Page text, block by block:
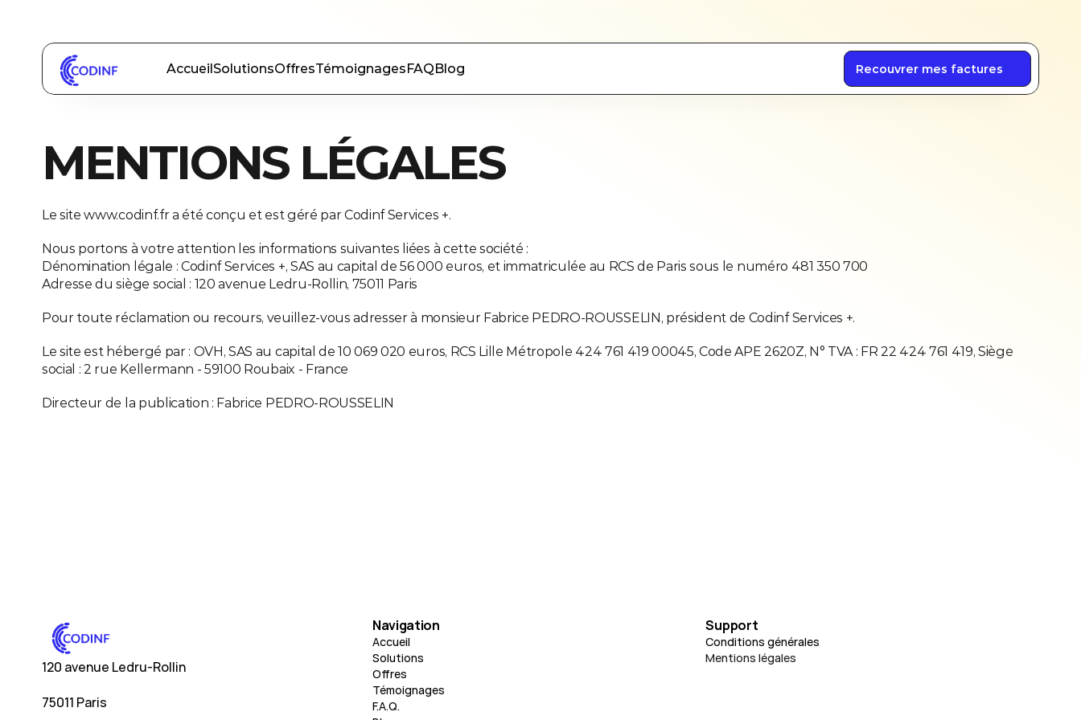
AccueilSolutionsOffresTémoignagesFAQBlog Recouvrer mes factures
MENTIONS LÉGALES
Le site www.codinf.fr a été conçu et est géré par Codinf Services +.
Nous portons à votre attention les informations suivantes liées à cette société :
Dénomination légale : Codinf Services +, SAS au capital de 56 000 euros, et immatriculée au RCS de Paris sous le numéro 481 350 700
Adresse du siège social : 120 avenue Ledru-Rollin, 75011 Paris
Pour toute réclamation ou recours, veuillez-vous adresser à monsieur Fabrice PEDRO-ROUSSELIN, président de Codinf Services +.
Le site est hébergé par : OVH, SAS au capital de 10 069 020 euros, RCS Lille Métropole 424 761 419 00045, Code APE 2620Z, N° TVA : FR 22 424 761 419, Siège
social : 2 rue Kellermann - 59100 Roubaix - France
Directeur de la publication : Fabrice PEDRO-ROUSSELIN
120 avenue Ledru-Rollin
75011 Paris
Navigation
Accueil
Solutions
Offres
Témoignages
F.A.Q.
Support
Conditions générales
Mentions légales